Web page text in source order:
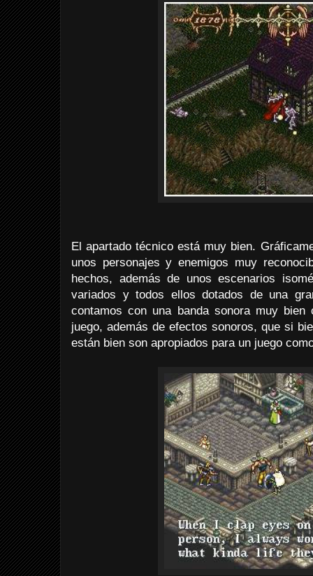
El apartado técnico está muy bien.
unos personajes y enemigos muy
hechos, además de unos escenarios
variados y todos ellos dotados de una
contamos con una banda sonora muy bien
juego, además de efectos sonoros, que si
están bien son apropiados para un juego